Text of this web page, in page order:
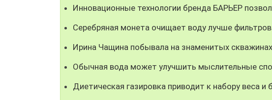
Инновационные технологии бренда БАРЬЕР
Серебряная монета очищает воду лучше фильтров
Ирина Чащина побывала на знаменитых
Обычная вода может улучшить мыслительные
Диетическая газировка приводит к набору веса и